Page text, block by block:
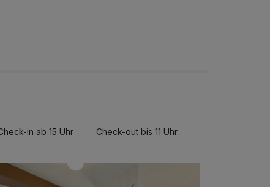
in ab 15 Uhr Check-out bis 11 Uhr